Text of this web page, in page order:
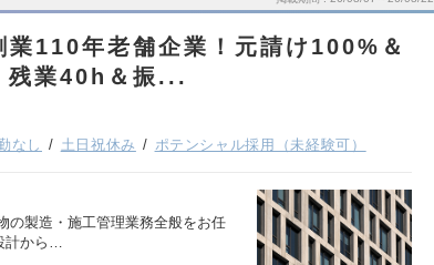
業110年老舗企業！元請け100%＆
残業40h＆振...
なし 土日祝休み ポテンシャル採用（未経験可）
の製造・施工管理業務全般をお任
計から…